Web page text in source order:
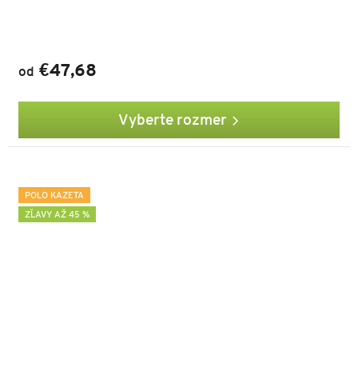
od €47,68
Vyberte rozmer
POLO KAZETA
ZĽAVY AŽ 45 %